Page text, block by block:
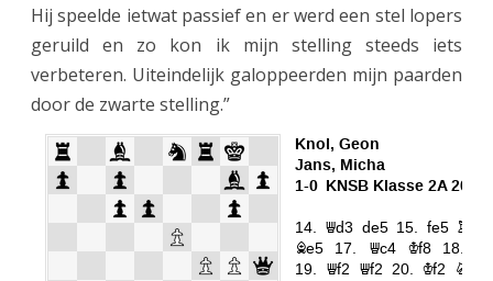
Hij speelde ietwat passief en er werd een stel lopers
geruild en zo kon ik mijn stelling steeds iets
verbeteren. Uiteindelijk galoppeerden mijn paarden
door de zwarte stelling.”